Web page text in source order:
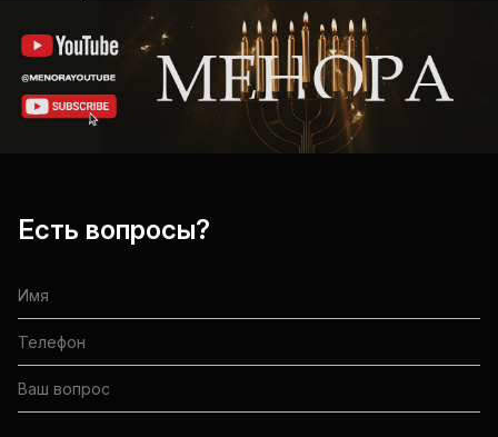
Есть вопросы?